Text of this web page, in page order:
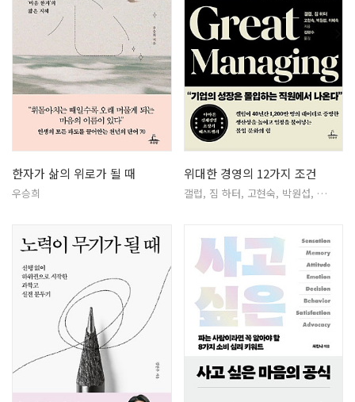
한자가 삶의 위로가 될 때
우승희
위대한 경영의 12가지 조건
갤럽, 짐 하터, 고현숙, 박원섭, …